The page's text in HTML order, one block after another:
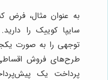
به عنوان مثال، فرض
سایپا کوییک را
توجهی را به صورت
طرح‌های فروش
پرداخت یک